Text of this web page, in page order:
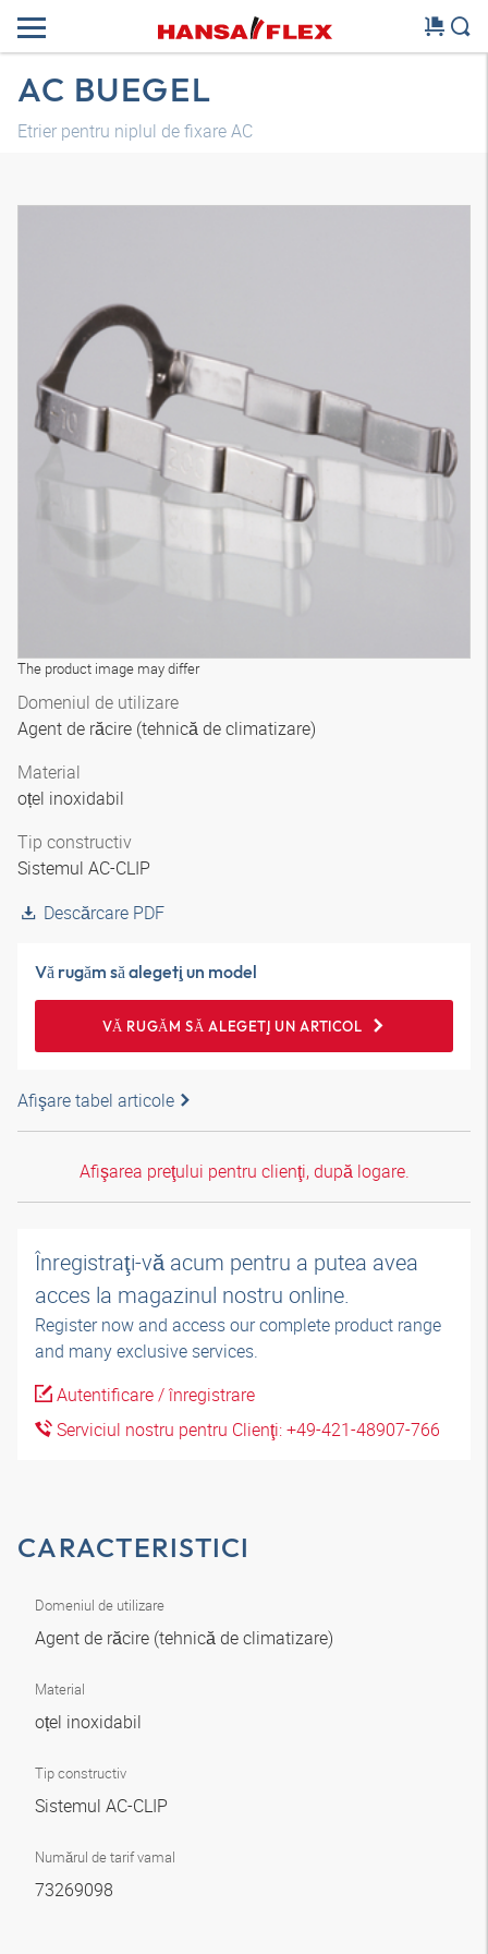
AC BUEGEL
Etrier pentru niplul de fixare AC
The product image may differ
Domeniul de utilizare
Agent de răcire (tehnică de climatizare)
Material
oțel inoxidabil
Tip constructiv
Sistemul AC-CLIP
Descărcare PDF
Vă rugăm să alegeţi un model
VĂ RUGĂM SĂ ALEGEŢI UN ARTICOL
Afişare tabel articole
Afişarea preţului pentru clienţi, după logare.
Înregistraţi-vă acum pentru a putea avea
acces la magazinul nostru online.
Register now and access our complete product range
and many exclusive services.
Autentificare / înregistrare
Serviciul nostru pentru Clienţi: +49-421-48907-766
CARACTERISTICI
Domeniul de utilizare
Agent de răcire (tehnică de climatizare)
Material
oțel inoxidabil
Tip constructiv
Sistemul AC-CLIP
Numărul de tarif vamal
73269098